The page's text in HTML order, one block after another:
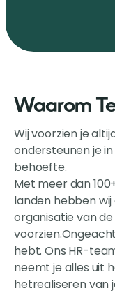
Waarom
Wij voorzien je
ondersteunen je
behoefte.
Met meer dan
landen hebben
organisatie van
hebt. Ons HR-
neemt je alles uit
hetrealiseren van